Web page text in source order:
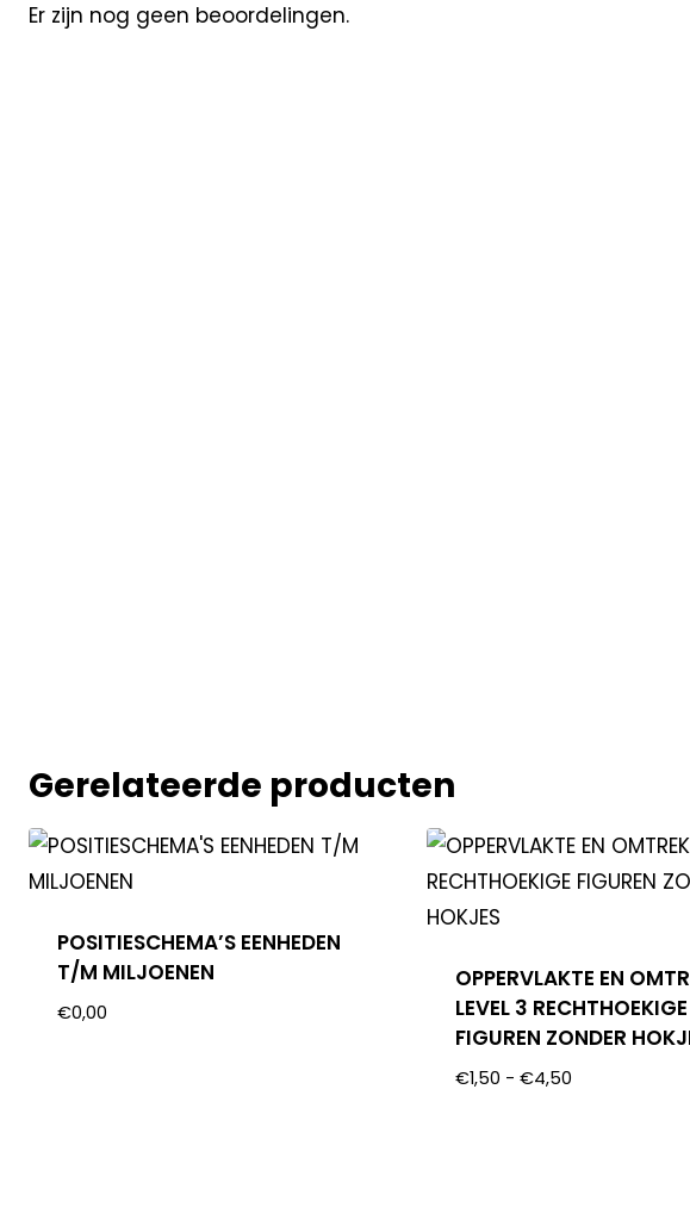
Er zijn nog geen beoordelingen.
Gerelateerde producten
POSITIESCHEMA’S EENHEDEN
T/M MILJOENEN
€0,00
OPPERVLAKTE EN
LEVEL 3 RECHTHOEKIGE
FIGUREN ZONDER
€1,50 - €4,50